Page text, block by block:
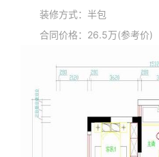
装修方式：半包
合同价格：26.5万(参考价)